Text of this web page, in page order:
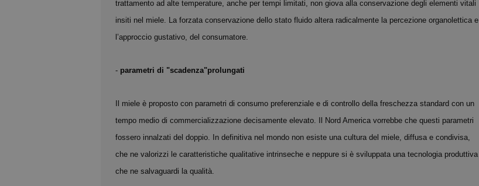
trattamento ad alte temperature, anche per tempi limitati, non giova alla conservazione degli elementi vitali
insiti nel miele. La forzata conservazione dello stato fluido altera radicalmente la percezione organolettica e
l’approccio gustativo, del consumatore.
- parametri di "scadenza"prolungati
Il miele è proposto con parametri di consumo preferenziale e di controllo della freschezza standard con un
tempo medio di commercializzazione decisamente elevato. Il Nord America vorrebbe che questi parametri
fossero innalzati del doppio. In definitiva nel mondo non esiste una cultura del miele, diffusa e condivisa,
che ne valorizzi le caratteristiche qualitative intrinseche e neppure si è sviluppata una tecnologia produttiva
che ne salvaguardi la qualità.